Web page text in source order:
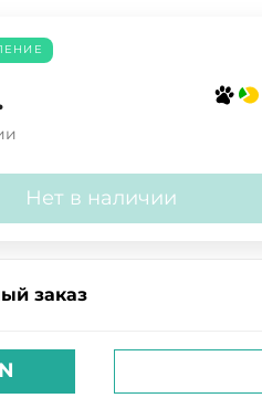
Нет в наличии
заказ